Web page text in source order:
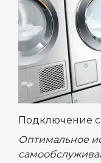
Подключение
Оптимальное